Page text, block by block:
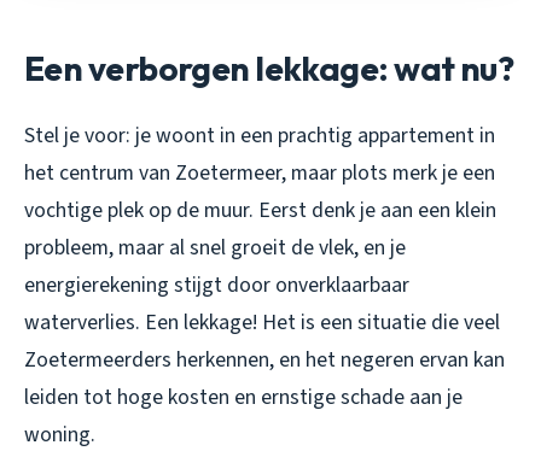
Een verborgen lekkage: wat nu?
Stel je voor: je woont in een prachtig appartement in
het centrum van Zoetermeer, maar plots merk je een
vochtige plek op de muur. Eerst denk je aan een klein
probleem, maar al snel groeit de vlek, en je
energierekening stijgt door onverklaarbaar
waterverlies. Een lekkage! Het is een situatie die veel
Zoetermeerders herkennen, en het negeren ervan kan
leiden tot hoge kosten en ernstige schade aan je
woning.